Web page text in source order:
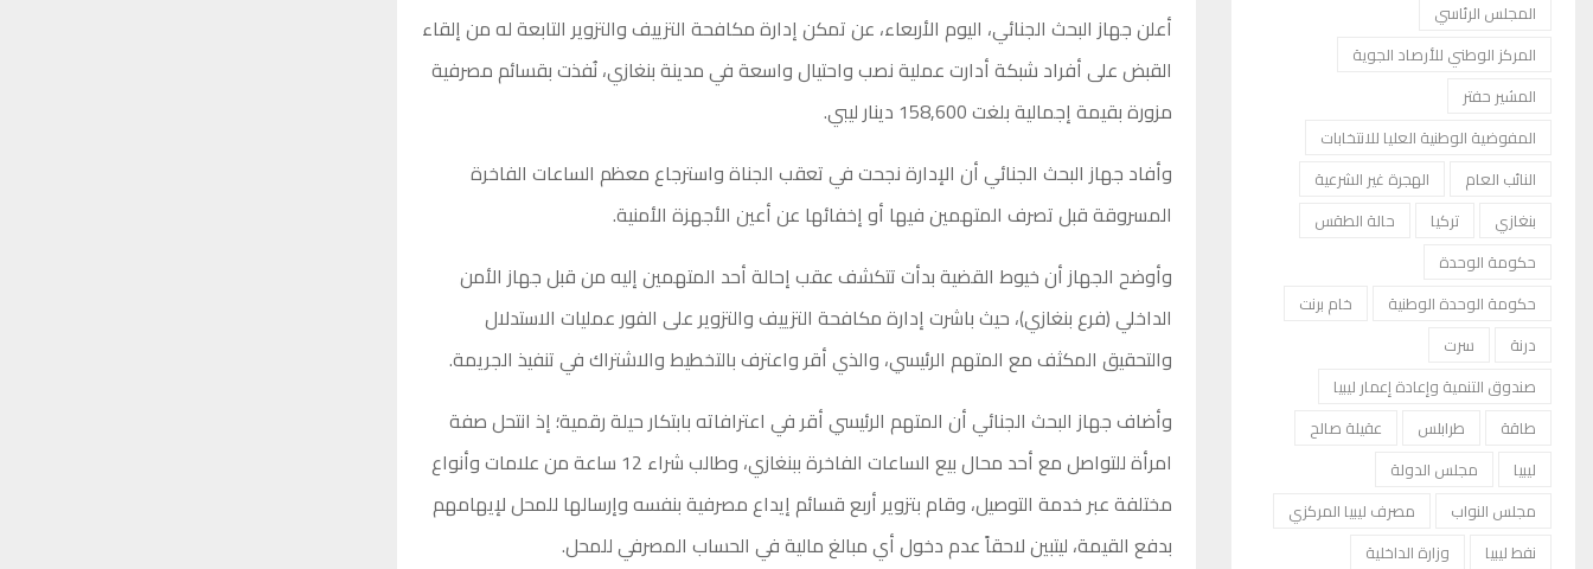
أعلن جهاز البحث الجنائي، اليوم الأربعاء، عن تمكن إدارة مكافحة التزييف والتزوير التابعة له من إلقاء
القبض على أفراد شبكة أدارت عملية نصب واحتيال واسعة في مدينة بنغازي، نُفذت بقسائم مصرفية
مزورة بقيمة إجمالية بلغت 158,600 دينار ليبي.
وأفاد جهاز البحث الجنائي أن الإدارة نجحت في تعقب الجناة واسترجاع معظم الساعات الفاخرة
المسروقة قبل تصرف المتهمين فيها أو إخفائها عن أعين الأجهزة الأمنية.
وأوضح الجهاز أن خيوط القضية بدأت تتكشف عقب إحالة أحد المتهمين إليه من قبل جهاز الأمن
الداخلي (فرع بنغازي)، حيث باشرت إدارة مكافحة التزييف والتزوير على الفور عمليات الاستدلال
والتحقيق المكثف مع المتهم الرئيسي، والذي أقر واعترف بالتخطيط والاشتراك في تنفيذ الجريمة.
وأضاف جهاز البحث الجنائي أن المتهم الرئيسي أقر في اعترافاته بابتكار حيلة رقمية؛ إذ انتحل صفة
امرأة للتواصل مع أحد محال بيع الساعات الفاخرة ببنغازي، وطالب شراء 12 ساعة من علامات وأنواع
مختلفة عبر خدمة التوصيل، وقام بتزوير أربع قسائم إيداع مصرفية بنفسه وإرسالها للمحل لإيهامهم
بدفع القيمة، ليتبين لاحقاً عدم دخول أي مبالغ مالية في الحساب المصرفي للمحل.
المجلس الرئاسي
المركز الوطني للأرصاد الجوية
المشير حفتر
المفوضية الوطنية العليا للانتخابات
النائب العام
الهجرة غير الشرعية
بنغازي
تركيا
حالة الطقس
حكومة الوحدة
حكومة الوحدة الوطنية
خام برنت
درنة
سرت
صندوق التنمية وإعادة إعمار ليبيا
طاقة
طرابلس
عقيلة صالح
ليبيا
مجلس الدولة
مجلس النواب
مصرف ليبيا المركزي
نفط ليبيا
وزارة الداخلية